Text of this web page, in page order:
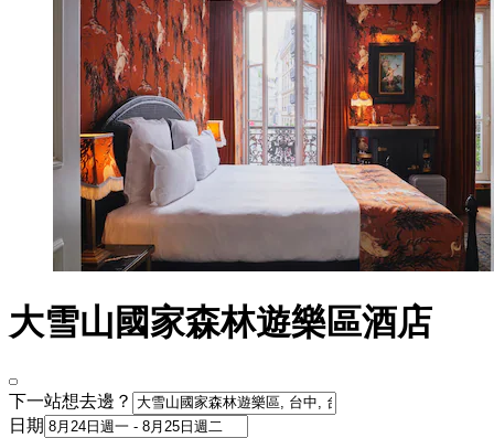
大雪山國家森林遊樂區酒店
下一站想去邊？
日期